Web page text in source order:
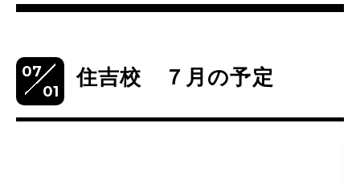
07
01
住吉校 ７月の予定